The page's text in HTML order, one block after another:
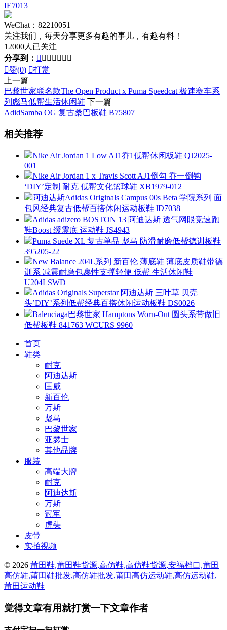
IE7013
WeChat：82210051
关注我们，每天分享更多有趣的事儿，有趣有料！
12000人已关注
分享到：       
赞(0) 打赏
上一篇
巴黎世家联名款The Open Product x Puma Speedcat 极速赛车系
列彪马低帮生活休闲鞋 下一篇
AdidSamba OG 复古桑巴板鞋 B75807
相关推荐
Nike Air Jordan 1 Low AJ1乔1低帮休闲板鞋 QJ2025-
001
Nike Air Jordan 1 x Travis Scott AJ1倒勾 乔一倒钩
‘DIY’定制 耐克 低帮文化篮球鞋 XB1979-012
阿迪达斯Adidas Originals Campus 00s Beta 学院系列 面
包风经典复古低帮百搭休闲运动板鞋 lD7038
Adidas adizero BOSTON 13 阿迪达斯 透气网眼竞速跑
鞋Boost 缓震底 运动鞋 JS4943
Puma Suede XL 复古单品 彪马 防滑耐磨低帮德训板鞋
395205-22
New Balance 204L系列 新百伦 薄底鞋 薄底皮质鞋带德
训系 减震耐磨包裹性支撑轻便 低帮 生活休闲鞋
U204LSWD
Adidas Originals Superstar 阿迪达斯 三叶草 贝壳
头’DIY’系列低帮经典百搭休闲运动板鞋 DS0026
Balenciaga巴黎世家 Hamptons Worn-Out 圆头系带做旧
低帮板鞋 841763 WCURS 9960
首页
鞋类
耐克
阿迪达斯
匡威
新百伦
万斯
彪马
巴黎世家
亚瑟士
其他品牌
服装
高端大牌
耐克
阿迪达斯
万斯
冠军
虎头
皮带
实拍视频
© 2026 莆田鞋,莆田鞋货源,高仿鞋,高仿鞋货源,安福档口,莆田
高仿鞋,莆田鞋批发,高仿鞋批发,莆田高仿运动鞋,高仿运动鞋,
莆田运动鞋
觉得文章有用就打赏一下文章作者